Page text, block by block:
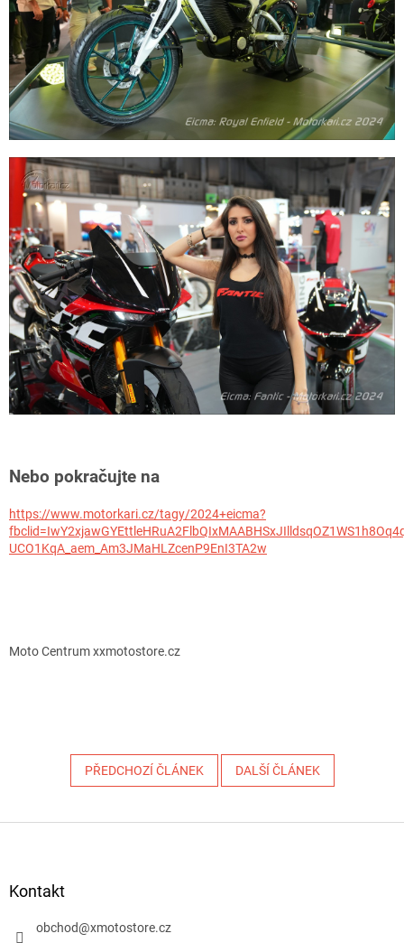
Nebo pokračujte na
https://www.motorkari.cz/tagy/2024+eicma?
UCO1KqA_aem_Am3JMaHLZcenP9EnI3TA2w
Moto Centrum xxmotostore.cz
PŘEDCHOZÍ ČLÁNEK DALŠÍ ČLÁNEK
Kontakt
obchod@xmotostore.cz